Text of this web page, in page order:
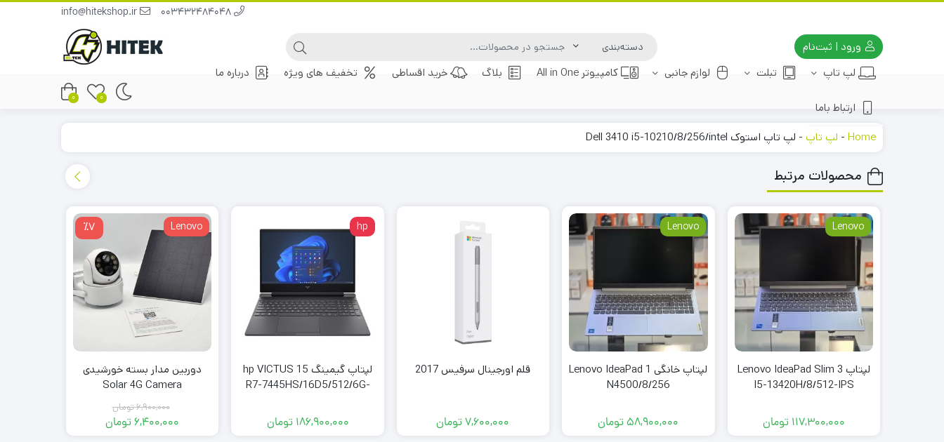
ورود | ثبت‌نام
لپ تاپ
تبلت لوازم جانبی کامپیوتر All in One بلاگ خرید اقساطی تخفیف های ویژه درباره ما
ارتباط باما
0
0
Home
- لپ تاپ - لپ تاپ استوک Dell 3410 i5-10210/8/256/intel
محصولات مرتبط
Lenovo
لپتاپ Lenovo IdeaPad Slim 3
I5-13420H/8/512-IPS
117,300,000 تومان
Lenovo
لپتاپ خانگی Lenovo IdeaPad 1
N4500/8/256
58,900,000تومان
قلم اورجینال سرفیس 2017
7,600,000تومان
hp
لپتاپ گیمینگ hp VICTUS 15
R7-7445HS/16D5/512/6G-
186,900,000 تومان
٪7 Lenovo
دوربین مدار بسته خورشیدی
Solar 4G Camera
6,900,000تومان
قیمت
6,400,000تومان
قیمت